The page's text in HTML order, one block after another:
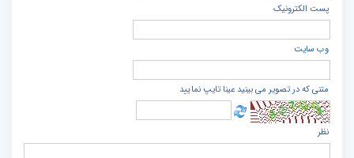
پست الكترونيک
وب سایت
متنی که در تصویر می بینید عینا تایپ نمایید
نظر